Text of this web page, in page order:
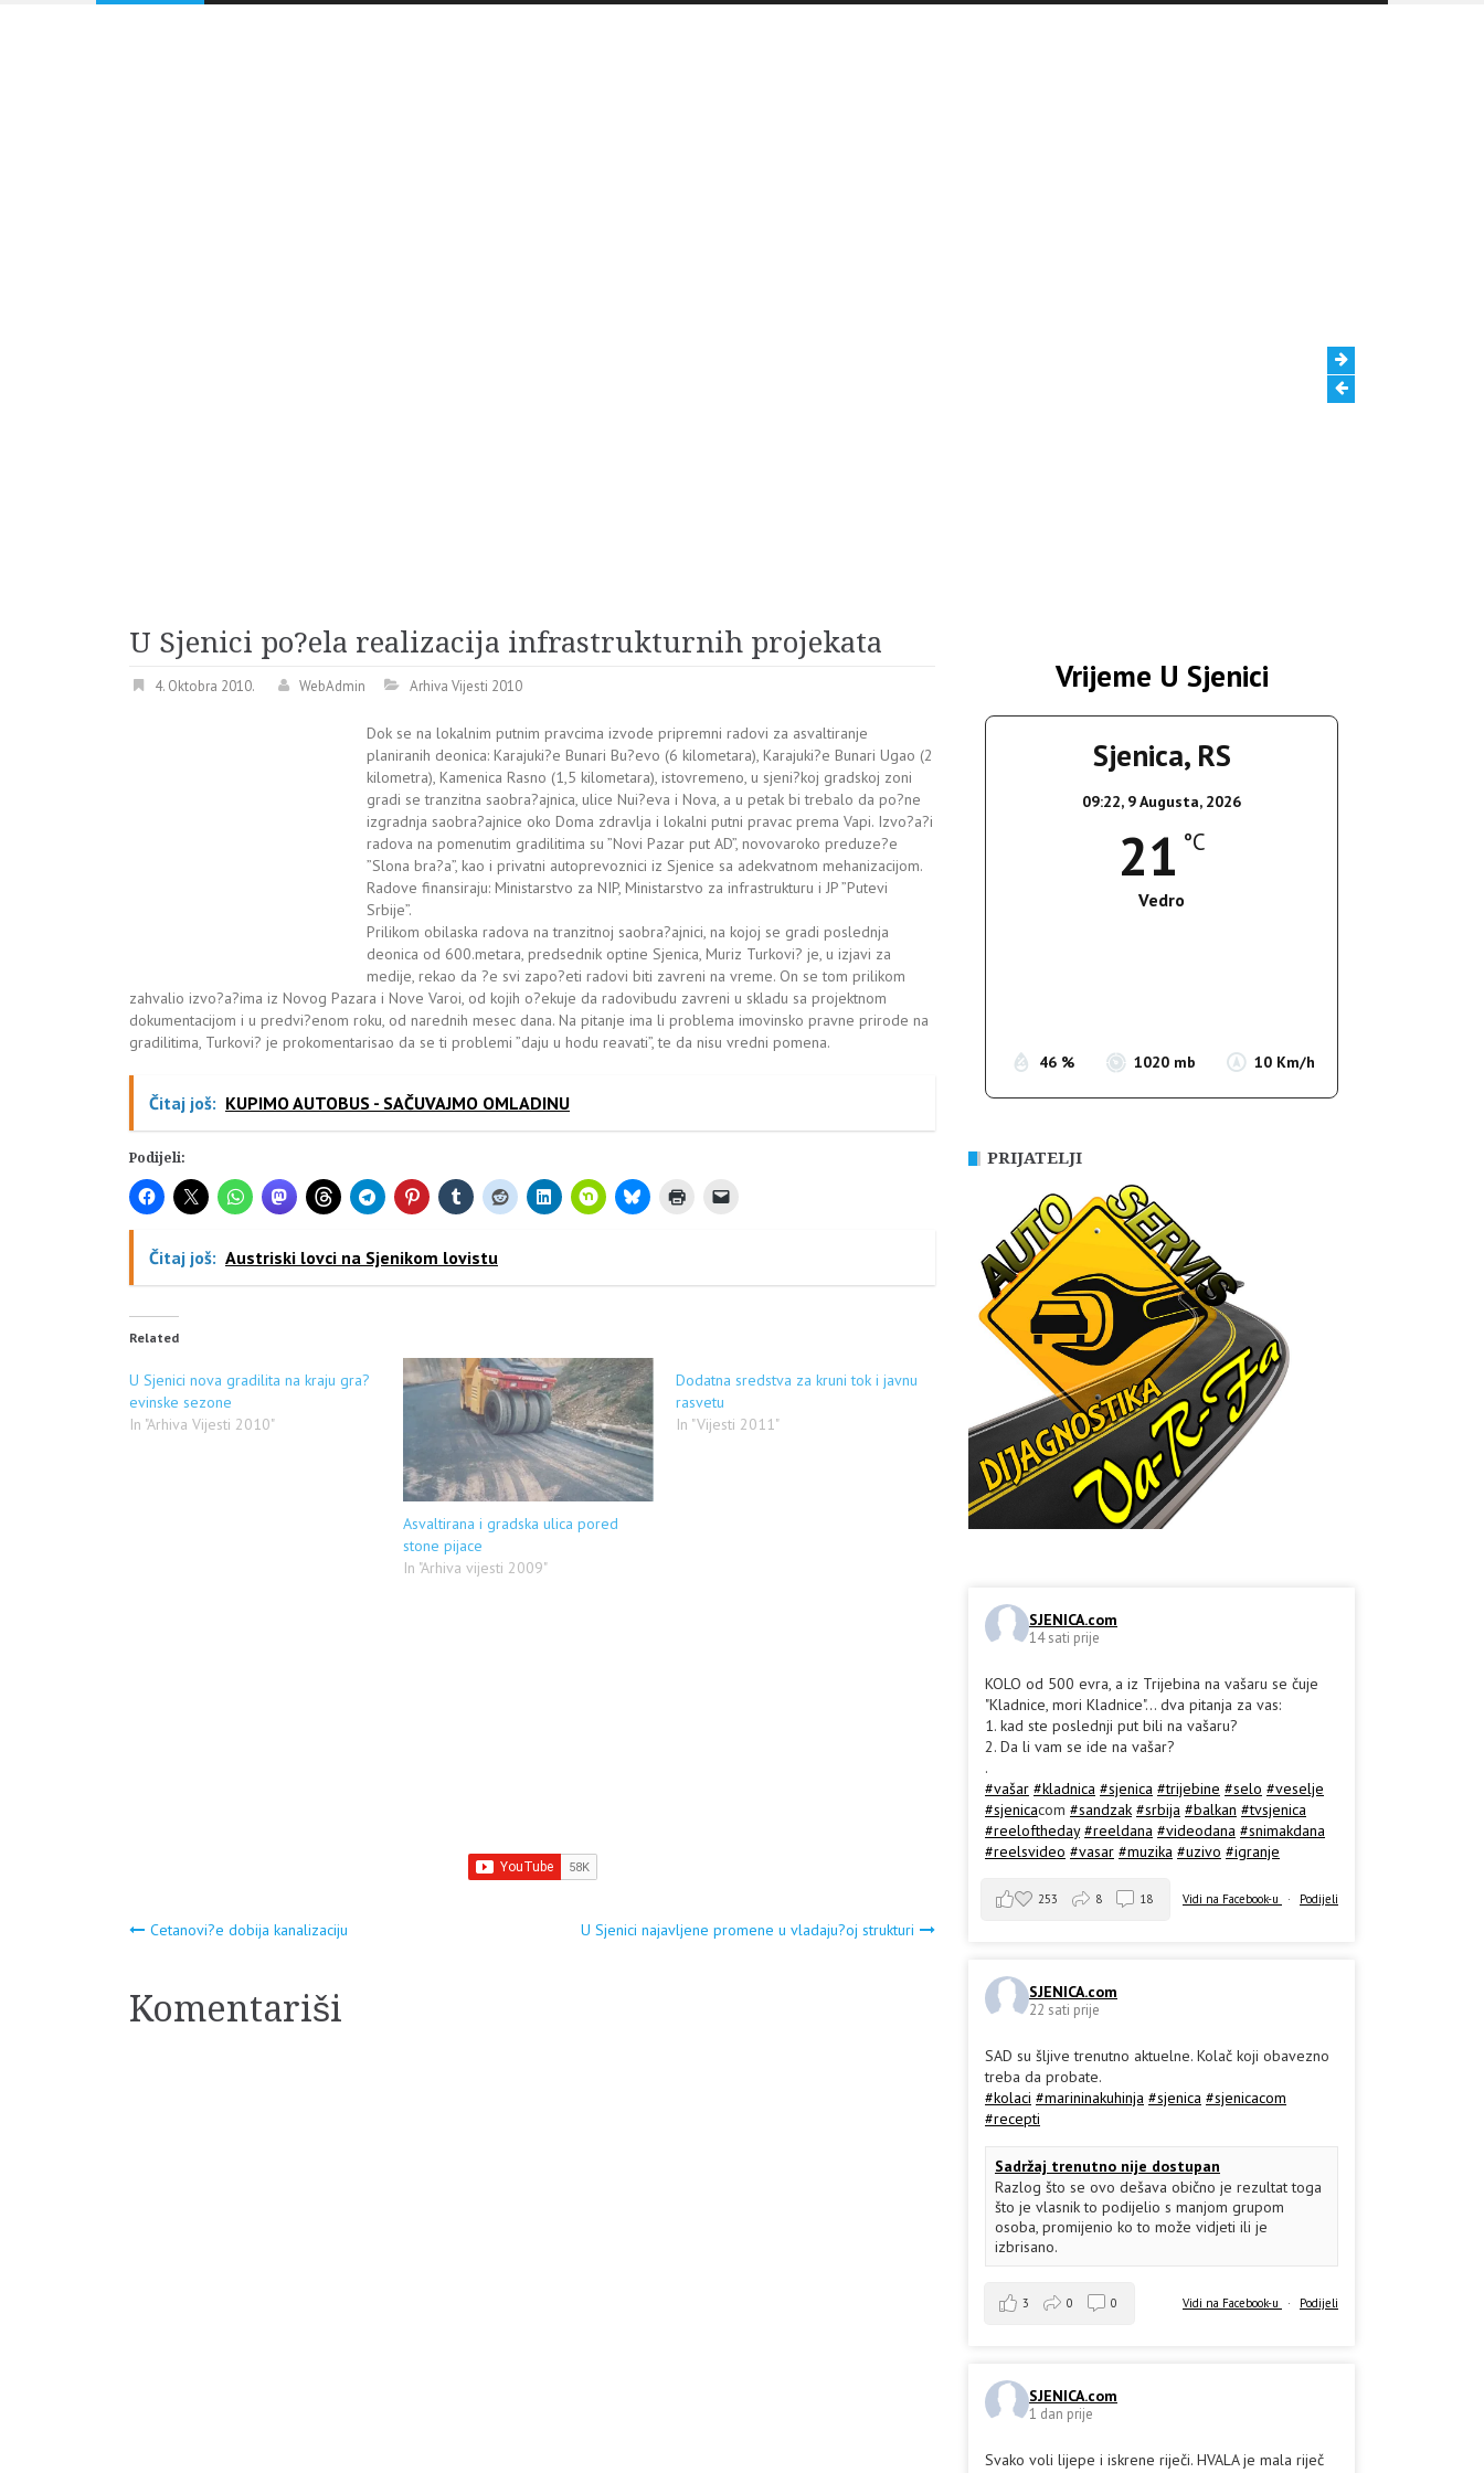
U Sjenici po?ela realizacija infrastrukturnih projekata
4. Oktobra 2010. WebAdmin Arhiva Vijesti 2010
Dok se na lokalnim putnim pravcima izvode pripremni radovi za asvaltiranje
planiranih deonica: Karajuki?e Bunari Bu?evo (6 kilometara), Karajuki?e Bunari Ugao (2
kilometra), Kamenica Rasno (1,5 kilometara), istovremeno, u sjeni?koj gradskoj zoni
gradi se tranzitna saobra?ajnica, ulice Nui?eva i Nova, a u petak bi trebalo da po?ne
izgradnja saobra?ajnice oko Doma zdravlja i lokalni putni pravac prema Vapi. Izvo?a?i
radova na pomenutim gradilitima su ”Novi Pazar put AD”, novovaroko preduze?e
”Slona bra?a”, kao i privatni autoprevoznici iz Sjenice sa adekvatnom mehanizacijom.
Radove finansiraju: Ministarstvo za NIP, Ministarstvo za infrastrukturu i JP ”Putevi
Srbije”.
Prilikom obilaska radova na tranzitnoj saobra?ajnici, na kojoj se gradi poslednja
deonica od 600.metara, predsednik optine Sjenica, Muriz Turkovi? je, u izjavi za
medije, rekao da ?e svi zapo?eti radovi biti zavreni na vreme. On se tom prilikom
zahvalio izvo?a?ima iz Novog Pazara i Nove Varoi, od kojih o?ekuje da radovibudu zavreni u skladu sa projektnom
dokumentacijom i u predvi?enom roku, od narednih mesec dana. Na pitanje ima li problema imovinsko pravne prirode na
gradilitima, Turkovi? je prokomentarisao da se ti problemi ”daju u hodu reavati”, te da nisu vredni pomena.
Čitaj još: KUPIMO AUTOBUS - SAČUVAJMO OMLADINU
Podijeli:
Čitaj još: Austriski lovci na Sjenikom lovistu
Related
U Sjenici nova gradilita na kraju gra?
evinske sezone
In "Arhiva Vijesti 2010"
Asvaltirana i gradska ulica pored
stone pijace
In "Arhiva vijesti 2009"
Dodatna sredstva za kruni tok i javnu
rasvetu
In "Vijesti 2011"
Navigacija
članaka
Cetanovi?e dobija kanalizaciju U Sjenici najavljene promene u vladaju?oj strukturi
Komentariši
Vrijeme U Sjenici
Sjenica, RS
09:22, 9 Augusta, 2026
21 °C
Vedro
46 % 1020 mb 10 Km/h
PRIJATELJI
SJENICA.com
14 sati prije
KOLO od 500 evra, a iz Trijebina na vašaru se čuje
"Kladnice, mori Kladnice"... dva pitanja za vas:
1. kad ste poslednji put bili na vašaru?
2. Da li vam se ide na vašar?
.
#vašar #kladnica #sjenica #trijebine #selo #veselje
#sjenicacom #sandzak #srbija #balkan #tvsjenica
#reeloftheday #reeldana #videodana #snimakdana
#reelsvideo #vasar #muzika #uzivo #igranje
Vidi na Facebook-u · Podijeli
253 8 18
SJENICA.com
22 sati prije
SAD su šljive trenutno aktuelne. Kolač koji obavezno
treba da probate.
#kolaci #marininakuhinja #sjenica #sjenicacom
#recepti
Sadržaj trenutno nije dostupan
Razlog što se ovo dešava obično je rezultat toga
što je vlasnik to podijelio s manjom grupom
osoba, promijenio ko to može vidjeti ili je
izbrisano.
Vidi na Facebook-u · Podijeli
3 0 0
SJENICA.com
1 dan prije
Svako voli lijepe i iskrene riječi. HVALA je mala riječ